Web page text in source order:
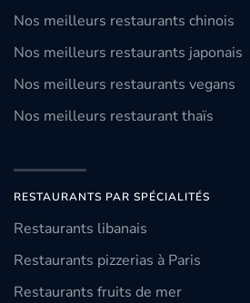
Nos meilleurs restaurants chinois
Nos meilleurs restaurants japonais
Nos meilleurs restaurants vegans
Nos meilleurs restaurant thaïs
RESTAURANTS PAR SPÉCIALITÉS
Restaurants libanais
Restaurants pizzerias à Paris
Restaurants fruits de mer